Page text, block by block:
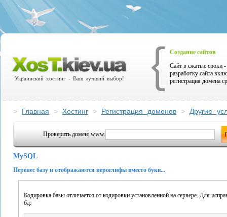
Украинский хостинг - Ваш лучший выбор!
Создание сайтов
Сайт в сжатые сроки
разработку сайта
регистрация домена
> Главная > Хостинг > Регистрация доменов > Другие
Проверить домен: www.
MySQL
Перенес базу и отображаются иероглифы вместо букв...
Кодировка базы отличается от кодировки установленной на сервере. Для
бд: